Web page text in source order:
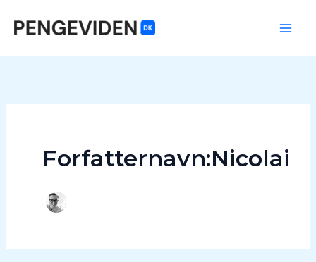
Forfatternavn:Nicolai